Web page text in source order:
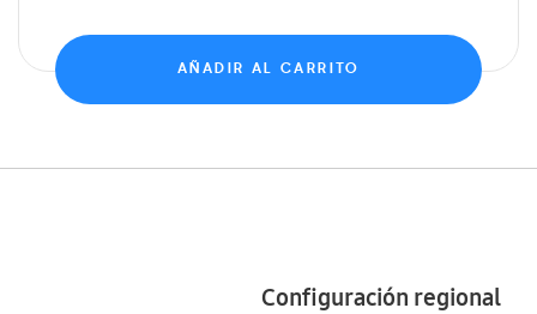
AÑADIR AL CARRITO
Configuración regional